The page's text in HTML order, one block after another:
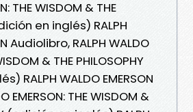
THE WISDOM & THE
en inglés) RALPH
Audiolibro, RALPH WALDO
& THE PHILOSOPHY
RALPH WALDO EMERSON
EMERSON: THE WISDOM &